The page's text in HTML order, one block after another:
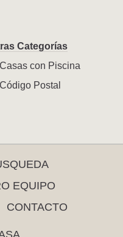
Categorías
Casas con Piscina
Código Postal
EQUIPO
CONTACTO